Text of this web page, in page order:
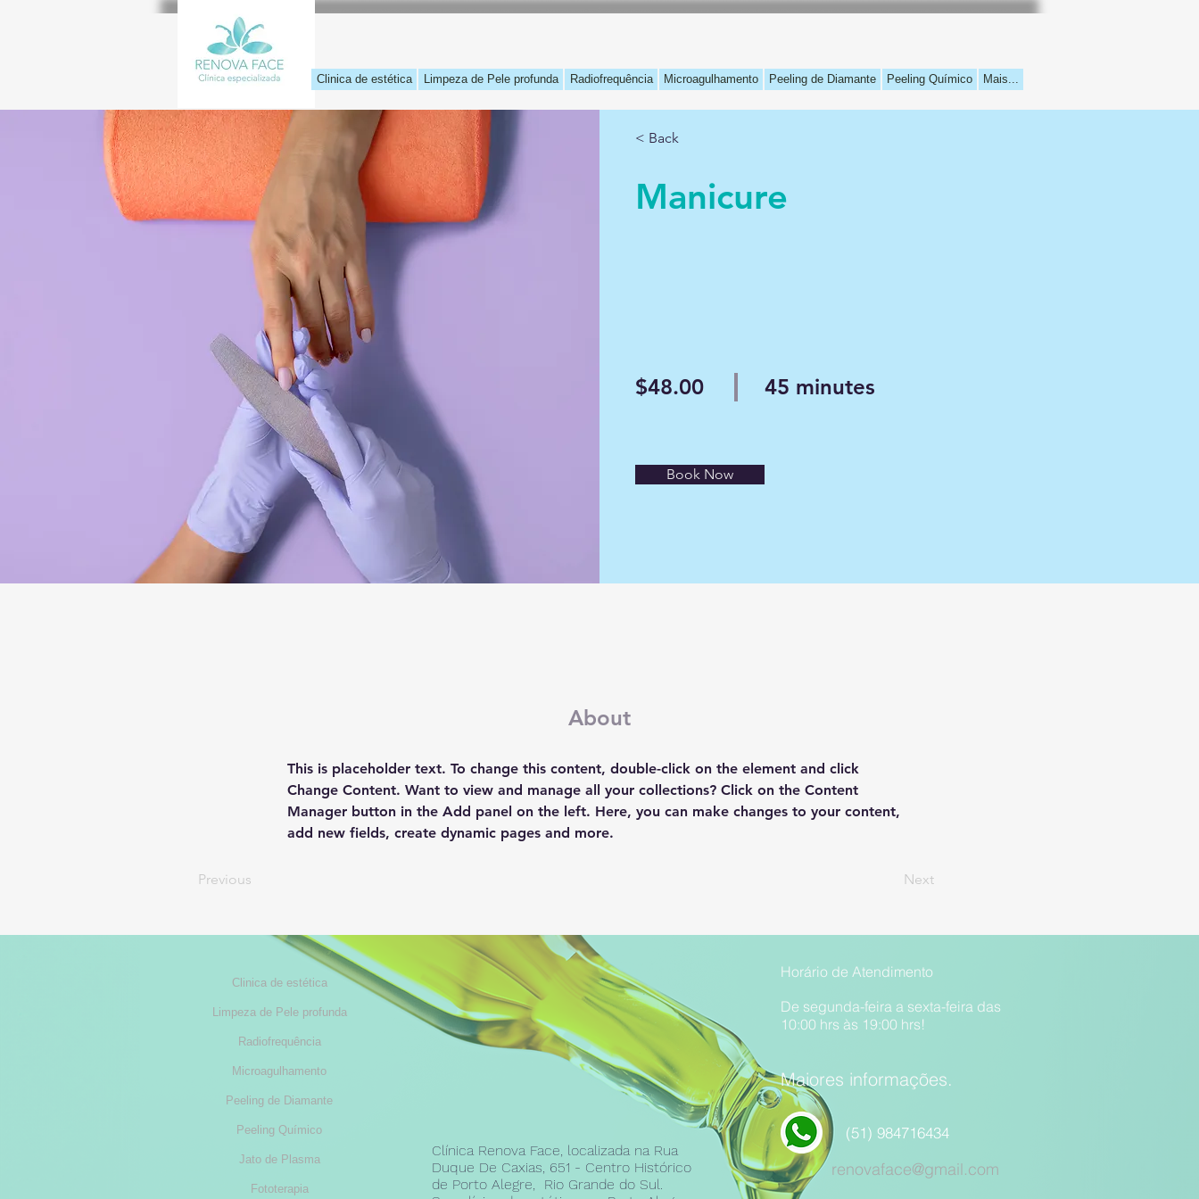
Clinica de estética Limpeza de Pele profunda Radiofrequência Microagulhamento Peeling de Diamante Peeling Químico Mais...
< Back
Manicure
$48.00 45 minutes
Book Now
About
This is placeholder text. To change this content, double-click on the element and click
Change Content. Want to view and manage all your collections? Click on the Content
Manager button in the Add panel on the left. Here, you can make changes to your content,
add new fields, create dynamic pages and more.
Previous Next
Clinica de estética
Limpeza de Pele profunda
Radiofrequência
Microagulhamento
Peeling de Diamante
Peeling Químico
Jato de Plasma
Fototerapia
Clínica Renova Face, localizada na Rua
Duque De Caxias, 651 - Centro Histórico
de Porto Alegre, Rio Grande do Sul.
Horário de Atendimento
De segunda-feira a sexta-feira das
10:00 hrs às 19:00 hrs!
Maiores informações.
(51) 984716434
renovaface@gmail.com